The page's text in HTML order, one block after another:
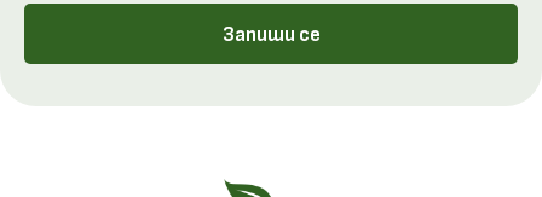
Запиши се